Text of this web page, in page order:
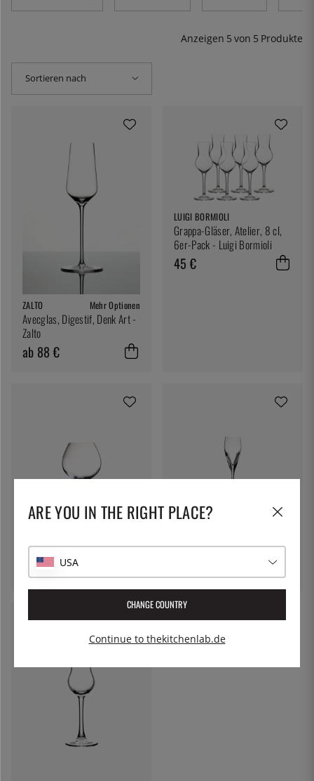
unter anderem Cognacgläser, Sherrygläser und
Anzeigen 5 von 5 Produkte
Sortieren nach
ZALTO Mehr Optionen
Avecglas, Digestif, Denk Art -
Zalto
ab 88 €
LUIGI BORMIOLI
Grappa-Gläser, Atelier, 8 cl,
6er-Pack - Luigi Bormioli
45 €
STÖLZLE
9 €
STÖLZLE
ARE YOU IN THE RIGHT PLACE?
USA
CHANGE COUNTRY
Continue to thekitchenlab.de